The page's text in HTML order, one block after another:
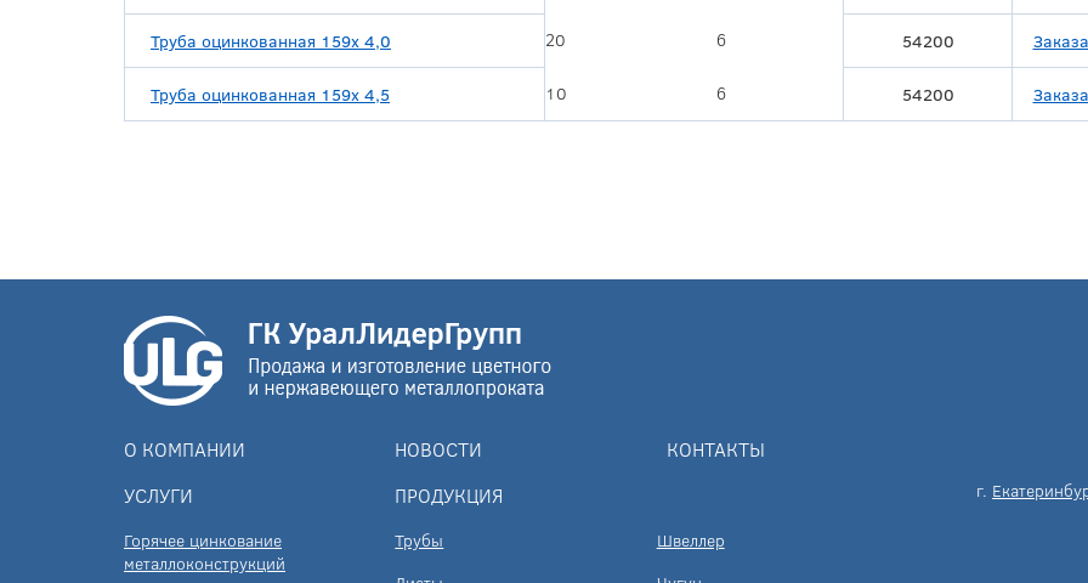
Труба оцинкованная 159х 4,0 20 6 54200
Труба оцинкованная 159х 4,5 10 6 54200
О КОМПАНИИ НОВОСТИ
КОНТАКТЫ
УСЛУГИ
Горячее цинкование
металлоконструкций
ПРОДУКЦИЯ
Трубы
Швеллер
г.